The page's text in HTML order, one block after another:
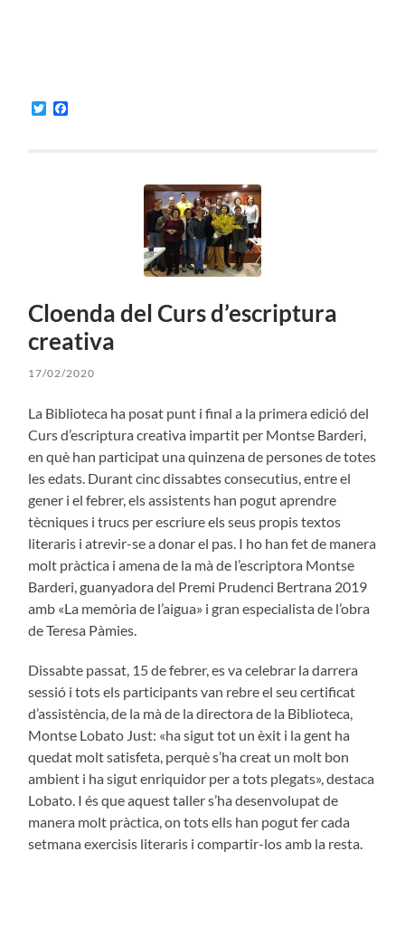
Twitter
Cloenda del Curs d’escriptura
creativa
17/02/2020
La Biblioteca ha posat punt i final a la primera edició del
Curs d’escriptura creativa impartit per Montse Barderi,
en què han participat una quinzena de persones de totes
les edats. Durant cinc dissabtes consecutius, entre el
gener i el febrer, els assistents han pogut aprendre
tècniques i trucs per escriure els seus propis textos
literaris i atrevir-se a donar el pas. I ho han fet de manera
molt pràctica i amena de la mà de l’escriptora Montse
Barderi, guanyadora del Premi Prudenci Bertrana 2019
amb «La memòria de l’aigua» i gran especialista de l’obra
de Teresa Pàmies.
Dissabte passat, 15 de febrer, es va celebrar la darrera
sessió i tots els participants van rebre el seu certificat
d’assistència, de la mà de la directora de la Biblioteca,
Montse Lobato Just: «ha sigut tot un èxit i la gent ha
quedat molt satisfeta, perquè s’ha creat un molt bon
ambient i ha sigut enriquidor per a tots plegats», destaca
Lobato. I és que aquest taller s’ha desenvolupat de
manera molt pràctica, on tots ells han pogut fer cada
setmana exercisis literaris i compartir-los amb la resta.